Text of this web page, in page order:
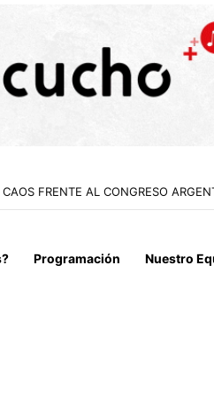
CHILE Y VENEZUELA OFICIALIZAN EL
Programación Nuestro